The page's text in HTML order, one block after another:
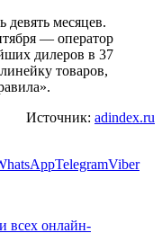
девять месяцев.
— оператор
дилеров в 37
товаров,
Источник: adindex.ru
TelegramViber
всех онлайн-